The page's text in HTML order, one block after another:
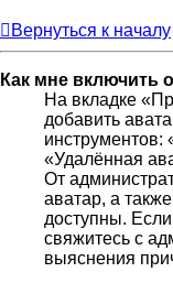
Вернуться к началу
Как мне включить
На вкладке
добавить
инструментов:
«Удалённая
От
аватар, а
доступны.
свяжитесь с
выяснения